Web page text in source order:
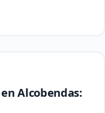
Alcobendas: